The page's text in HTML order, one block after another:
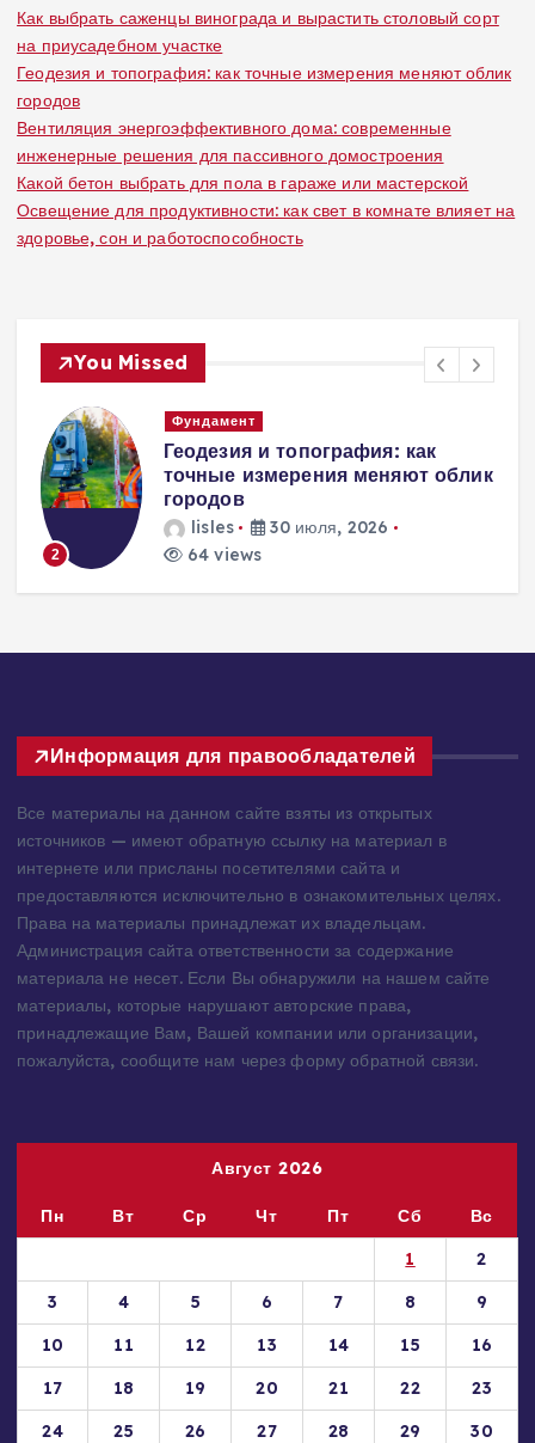
Как выбрать саженцы винограда и вырастить столовый сорт
на приусадебном участке
Геодезия и топография: как точные измерения меняют облик
городов
Вентиляция энергоэффективного дома: современные
инженерные решения для пассивного домостроения
Какой бетон выбрать для пола в гараже или мастерской
Освещение для продуктивности: как свет в комнате влияет на
здоровье, сон и работоспособность
You Missed
2
Фундамент
Геодезия и топография: как
точные измерения меняют облик
городов
lisles
30 июля, 2026
64 views
Информация для правообладателей
Все материалы на данном сайте взяты из открытых
источников — имеют обратную ссылку на материал в
интернете или присланы посетителями сайта и
предоставляются исключительно в ознакомительных целях.
Права на материалы принадлежат их владельцам.
Администрация сайта ответственности за содержание
материала не несет. Если Вы обнаружили на нашем сайте
материалы, которые нарушают авторские права,
принадлежащие Вам, Вашей компании или организации,
пожалуйста, сообщите нам через форму обратной связи.
Август 2026
Пн Вт Ср Чт Пт Сб
Вс
1
2
3
4 5 6 7 8
9
10
11 12 13 14 15
16
17
18 19 20 21 22
23
24
25 26 27 28 29
30